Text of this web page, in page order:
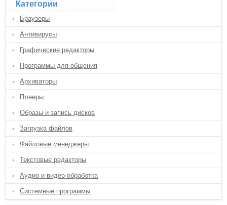
Категории
Браузеры
Антивирусы
Графические редакторы
Программы для общения
Архиваторы
Плееры
Образы и запись дисков
Загрузка файлов
Файловые менеджеры
Текстовые редакторы
Аудио и видео обработка
Системные программы